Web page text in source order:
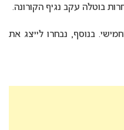
בוטלה עקב נגיף הקורונה.
בנוסף, נבחרו לייצג את